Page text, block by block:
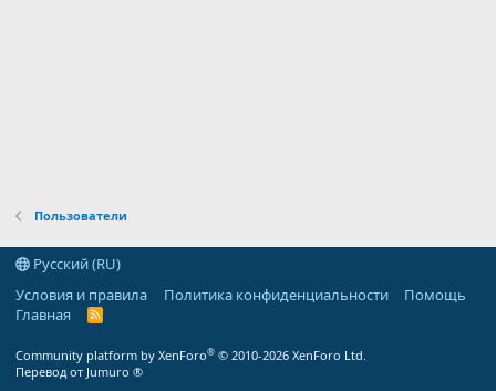
Пользователи
Русский (RU)
Условия и правила
Политика конфиденциальности
Помощь
Главная
R
Community platform by XenForo® © 2010-2026 XenForo Ltd.
Перевод от Jumuro ®